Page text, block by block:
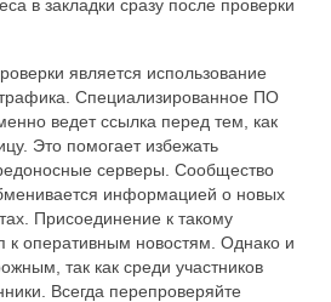
в закладки сразу после проверки
является использование
Специализированное ПО
ведет ссылка перед тем, как
Это помогает избежать
серверы. Сообщество
информацией о новых
Присоединение к такому
к оперативным новостям. Однако и
так как среди участников
Всегда перепроверяйте